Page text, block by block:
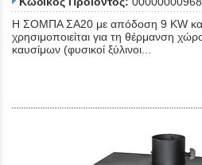
Η ΣΟΜΠΑ ΣΑ20 με απόδοση 9 KW
χρησιμοποιείται για τη θέρμανση
καυσίμων (φυσικοί ξύλινοι...